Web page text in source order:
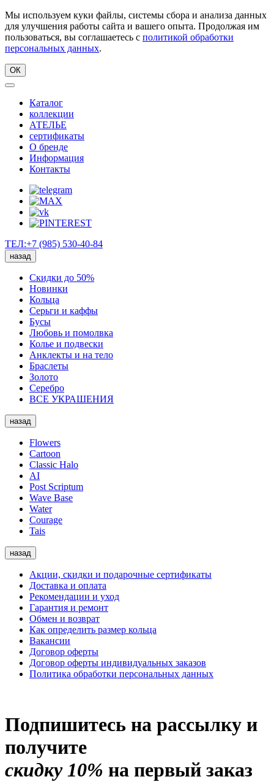
Мы используем куки файлы, системы сбора и анализа данных
для улучшения работы сайта и вашего опыта. Продолжая им
пользоваться, вы соглашаетесь с политикой обработки
персональных данных.
ОК
Каталог
коллекции
АТЕЛЬЕ
сертификаты
О бренде
Информация
Контакты
ТЕЛ:+7 (985) 530-40-84
назад
Скидки до 50%
Новинки
Кольца
Серьги и каффы
Бусы
Любовь и помолвка
Колье и подвески
Анклекты и на тело
Браслеты
Золото
Серебро
ВСЕ УКРАШЕНИЯ
назад
Flowers
Cartoon
Classic Halo
AI
Post Scriptum
Wave Base
Water
Courage
Tais
назад
Акции, скидки и подарочные сертификаты
Доставка и оплата
Рекомендации и уход
Гарантия и ремонт
Обмен и возврат
Как определить размер кольца
Вакансии
Договор оферты
Договор оферты индивидуальных заказов
Политика обработки персональных данных
Подпишитесь на рассылку и
получите
скидку 10% на первый заказ